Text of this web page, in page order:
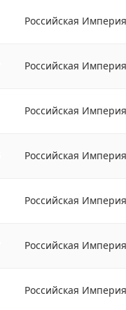
Российская Империя
Российская Империя
Российская Империя
Российская Империя
Российская Империя
Российская Империя
Российская Империя